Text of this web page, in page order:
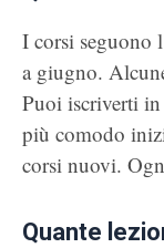
I corsi seguono
a giugno.
Puoi iscriverti in
più comodo
corsi nuovi.
Quante